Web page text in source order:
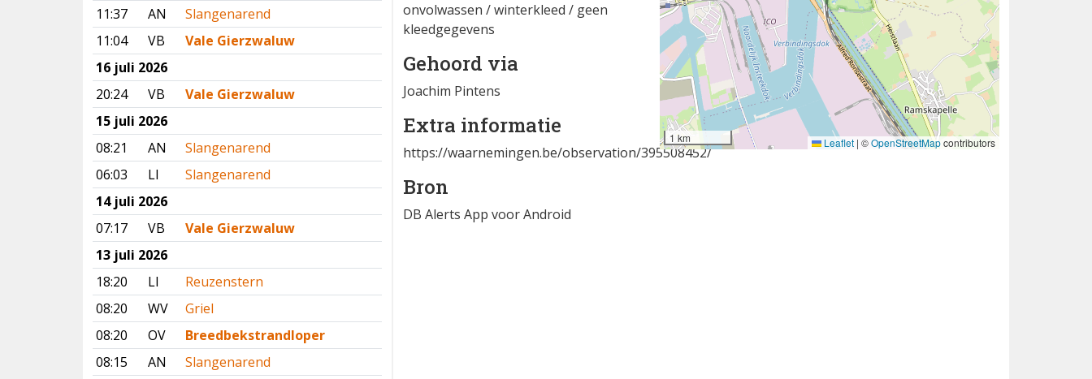
11:37
AN
Slangenarend
11:04
VB
Vale Gierzwaluw
16 juli 2026
20:24
VB
Vale Gierzwaluw
15 juli 2026
08:21
AN
Slangenarend
06:03
LI
Slangenarend
14 juli 2026
07:17
VB
Vale Gierzwaluw
13 juli 2026
18:20
LI
Reuzenstern
08:20
WV
Griel
08:20
OV
Breedbekstrandloper
08:15
AN
Slangenarend
onvolwassen / winterkleed / geen
kleedgegevens
Gehoord via
Joachim Pintens
Extra informatie
https://waarnemingen.be/observation/395508452/
Bron
DB Alerts App voor Android
1 km Leaflet | ©OpenStreetMapcontributors